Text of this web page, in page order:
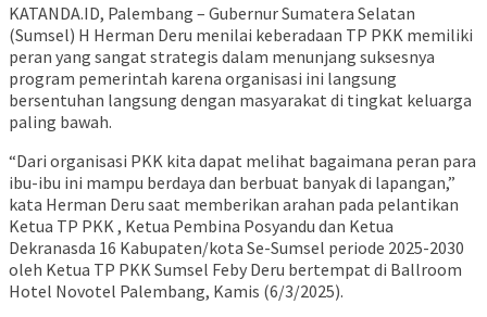
KATANDA.ID, Palembang – Gubernur Sumatera Selatan
(Sumsel) H Herman Deru menilai keberadaan TP PKK memiliki
peran yang sangat strategis dalam menunjang suksesnya
program pemerintah karena organisasi ini langsung
bersentuhan langsung dengan masyarakat di tingkat keluarga
paling bawah.
“Dari organisasi PKK kita dapat melihat bagaimana peran para
ibu-ibu ini mampu berdaya dan berbuat banyak di lapangan,”
kata Herman Deru saat memberikan arahan pada pelantikan
Ketua TP PKK , Ketua Pembina Posyandu dan Ketua
Dekranasda 16 Kabupaten/kota Se-Sumsel periode 2025-2030
oleh Ketua TP PKK Sumsel Feby Deru bertempat di Ballroom
Hotel Novotel Palembang, Kamis (6/3/2025).